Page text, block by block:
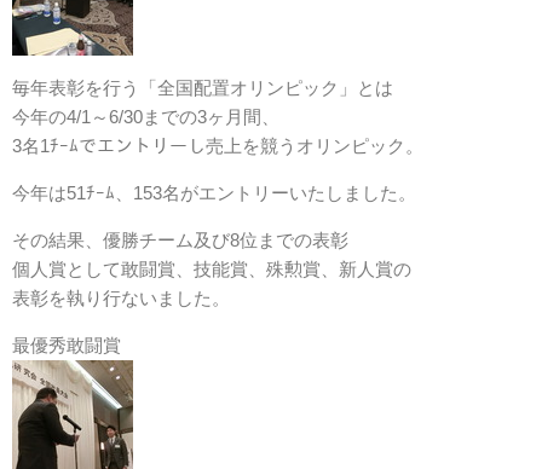
毎年表彰を行う「全国配置オリンピック」とは
今年の4/1～6/30までの3ヶ月間、
3名1ﾁｰﾑでエントリーし売上を競うオリンピック。
今年は51ﾁｰﾑ、153名がエントリーいたしました。
その結果、優勝チーム及び8位までの表彰
個人賞として敢闘賞、技能賞、殊勲賞、新人賞の
表彰を執り行ないました。
最優秀敢闘賞